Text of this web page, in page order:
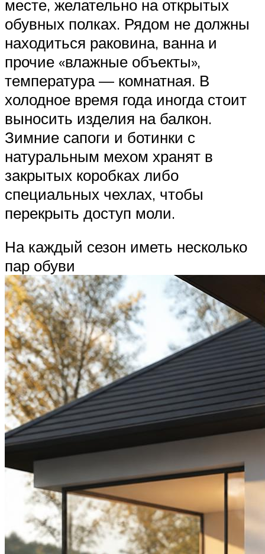
месте, желательно на открытых
обувных полках. Рядом не должны
находиться раковина, ванна и
прочие «влажные объекты»,
температура — комнатная. В
холодное время года иногда стоит
выносить изделия на балкон.
Зимние сапоги и ботинки с
натуральным мехом хранят в
закрытых коробках либо
специальных чехлах, чтобы
перекрыть доступ моли.
На каждый сезон иметь несколько
пар обуви